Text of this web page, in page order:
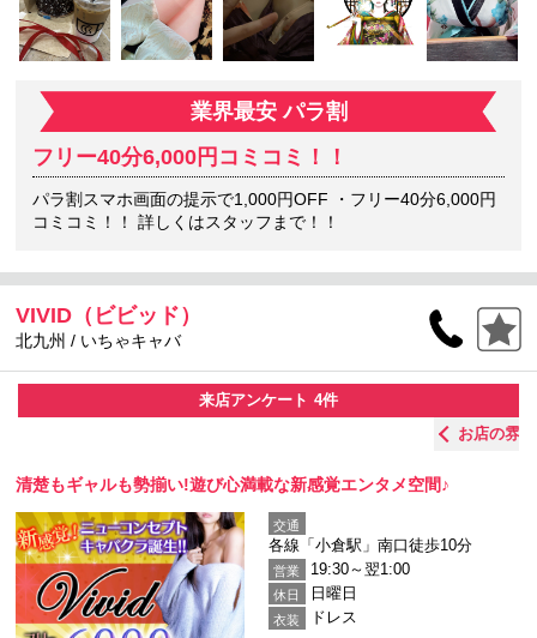
業界最安 パラ割
フリー40分6,000円コミコミ！！
パラ割スマホ画面の提示で1,000円OFF ・フリー40分6,000円
コミコミ！！ 詳しくはスタッフまで！！
VIVID（ビビッド）
北九州 / いちゃキャバ
来店アンケート 4件
清楚もギャルも勢揃い!遊び心満載な新感覚エンタメ空間♪
交通
各線「小倉駅」南口徒歩10分
営業 19:30～翌1:00
休日 日曜日
衣装 ドレス